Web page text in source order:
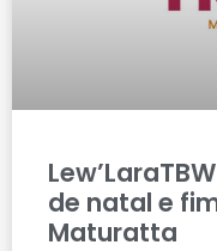
de natal e
Maturatta